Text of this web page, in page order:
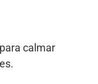
calmar